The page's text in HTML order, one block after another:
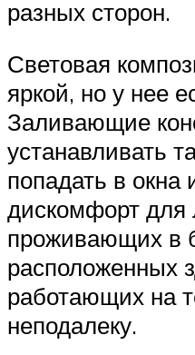
разных сторон.
Световая
яркой, но у нее
Заливающие
устанавливать
попадать в окна
дискомфорт для
проживающих в
расположенных
работающих на
неподалеку.